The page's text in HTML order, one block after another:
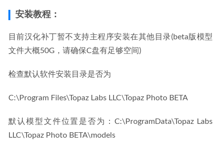
安装教程：
目前汉化补丁暂不支持主程序安装在其他目录(beta版模型
文件大概50G，请确保C盘有足够空间)
检查默认软件安装目录是否为
C:\Program Files\Topaz Labs LLC\Topaz Photo BETA
默认模型文件位置是否为：C:\ProgramData\Topaz Labs
LLC\Topaz Photo BETA\models